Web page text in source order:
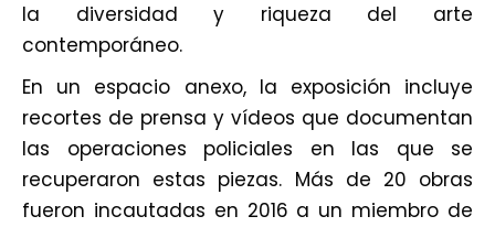
la diversidad y riqueza del arte
contemporáneo.
En un espacio anexo, la exposición incluye
recortes de prensa y vídeos que documentan
las operaciones policiales en las que se
recuperaron estas piezas. Más de 20 obras
fueron incautadas en 2016 a un miembro de